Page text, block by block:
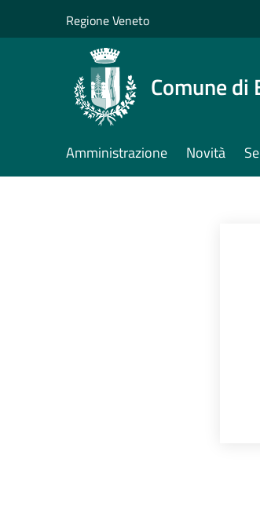
Regione Veneto
Comune di
Amministrazione Novità